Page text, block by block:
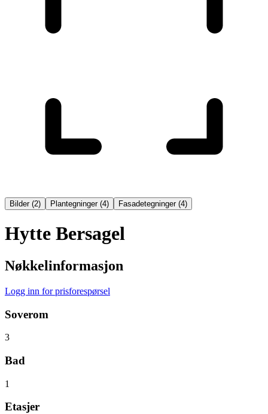
Bilder(2) Plantegninger(4) Fasadetegninger(4)
Hytte Bersagel
Nøkkelinformasjon
Logg inn for prisforespørsel
Soverom
3
Bad
1
Etasjer